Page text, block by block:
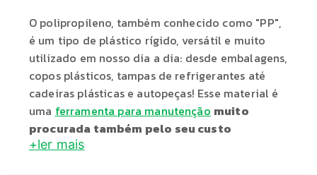
O polipropileno, também conhecido como "PP",
é um tipo de plástico rígido, versátil e muito
utilizado em nosso dia a dia: desde embalagens,
copos plásticos, tampas de refrigerantes até
cadeiras plásticas e autopeças! Esse material é
uma ferramenta para manutenção muito
procurada também pelo seu custo
acessível
+ler mais